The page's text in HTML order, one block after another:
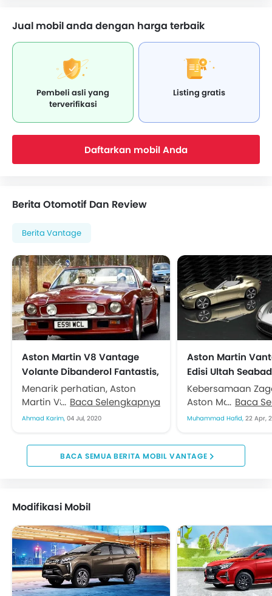
Jual mobil anda dengan harga terbaik
Pembeli asli yang
terverifikasi
Listing gratis
Daftarkan mobil Anda
Berita Otomotif Dan Review
Berita Vantage
Aston Martin V8 Vantage
Volante Dibanderol Fantastis,
Mantannya David Beckham
Menarik perhatian, Aston
Martin V8 Vantage Volante
bekas koleksi David Beckham
sekadar mendulang status
selebritis, kondisinya...
Baca Selengkapnya
Ahmad Karim, 04 Jul, 2020
Aston Martin
Edisi Ultah
Hanya 19 Pasang
Kebersamaan
Aston Martin telah
berlangsung
ditunggu. Untuk
ulang tahun
perusahaan
Baca
Muhammad Hafid, 22 Apr,
BERITA MOBIL VANTAGE
Modifikasi Mobil